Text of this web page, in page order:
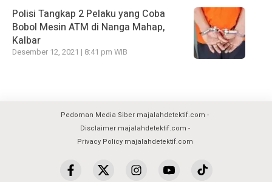
Polisi Tangkap 2 Pelaku yang Coba
Bobol Mesin ATM di Nanga Mahap,
Kalbar
Desember 12, 2021 | 8:41 pm WIB
Pedoman Media Siber majalahdetektif.com
Disclaimer majalahdetektif.com
Privacy Policy majalahdetektif.com